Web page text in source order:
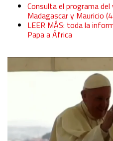
Consulta el programa
Madagascar y Mauricio
LEER MÁS: toda la
Papa a África